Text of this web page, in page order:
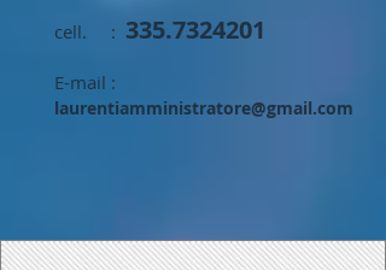
cell. : 335.7324201
E-mail :
laurentiamministratore@gmail.com